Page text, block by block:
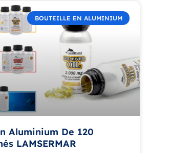
BOUTEILLE EN ALUMINIUM
Aluminium De 120
LAMSERMAR